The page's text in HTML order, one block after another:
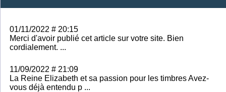
01/11/2022 # 20:15
Merci d'avoir publié cet article sur votre site. Bien
cordialement. ...
11/09/2022 # 21:09
La Reine Elizabeth et sa passion pour les timbres Avez-
vous déjà entendu p ...